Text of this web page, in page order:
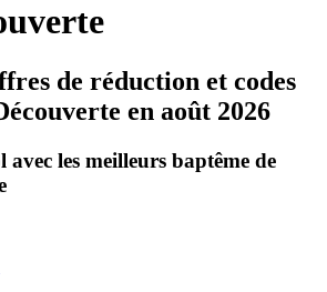
de réduction et codes
en août 2026
avec les meilleurs baptême de